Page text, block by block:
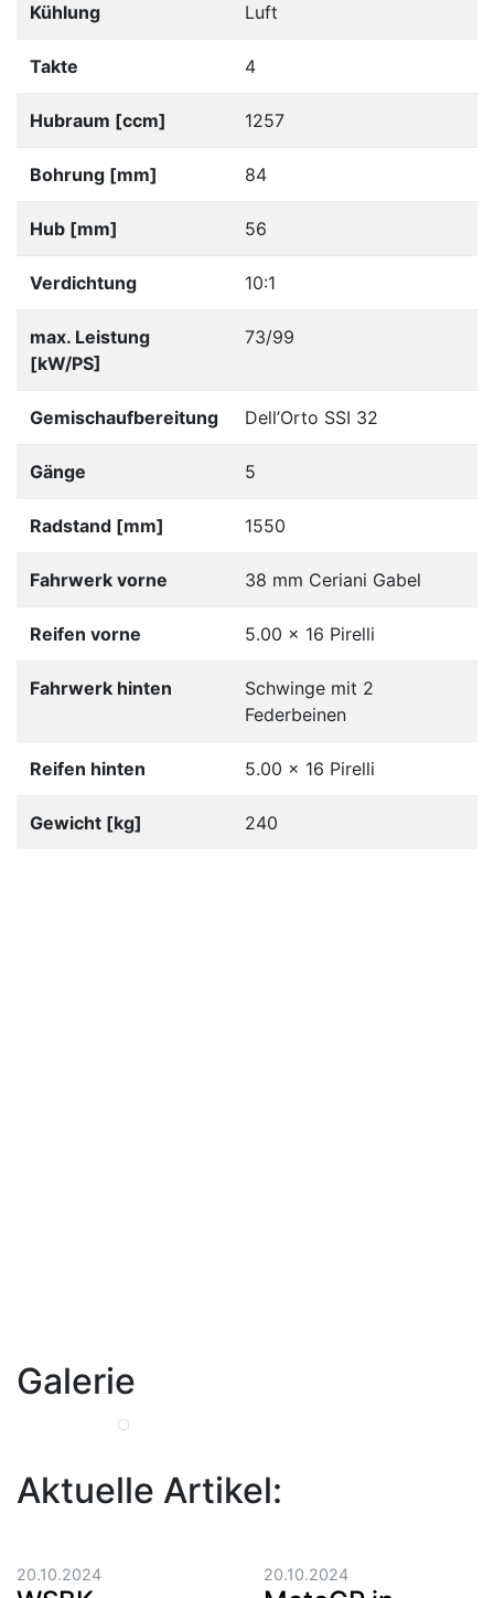
Kühlung Luft
Takte 4
Hubraum [ccm] 1257
Bohrung [mm] 84
Hub [mm] 56
Verdichtung 10:1
max. Leistung
[kW/PS]
73/99
Gemischaufbereitung Dell’Orto SSI 32
Gänge 5
Radstand [mm] 1550
Fahrwerk vorne 38 mm Ceriani Gabel
Reifen vorne 5.00 x 16 Pirelli
Fahrwerk hinten
Schwinge mit 2
Federbeinen
Reifen hinten 5.00 x 16 Pirelli
Gewicht [kg] 240
Galerie
Aktuelle Artikel:
20.10.2024 20.10.2024